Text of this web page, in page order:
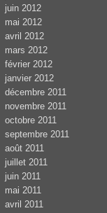
juin 2012
mai 2012
avril 2012
mars 2012
février 2012
janvier 2012
décembre 2011
novembre 2011
octobre 2011
septembre 2011
août 2011
juillet 2011
juin 2011
mai 2011
avril 2011